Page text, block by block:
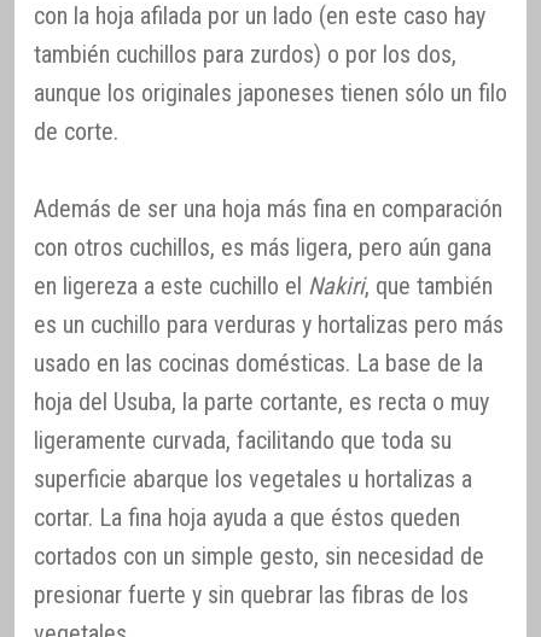
con la hoja afilada por un lado (en este caso hay
también cuchillos para zurdos) o por los dos,
aunque los originales japoneses tienen sólo un filo
de corte.
Además de ser una hoja más fina en comparación
con otros cuchillos, es más ligera, pero aún gana
en ligereza a este cuchillo el Nakiri, que también
es un cuchillo para verduras y hortalizas pero más
usado en las cocinas domésticas. La base de la
hoja del Usuba, la parte cortante, es recta o muy
ligeramente curvada, facilitando que toda su
superficie abarque los vegetales u hortalizas a
cortar. La fina hoja ayuda a que éstos queden
cortados con un simple gesto, sin necesidad de
presionar fuerte y sin quebrar las fibras de los